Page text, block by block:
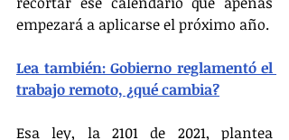
empezará a aplicarse el próximo año.
Lea también: Gobierno reglamentó el
trabajo remoto, ¿qué cambia?
Esa ley, la 2101 de 2021, plantea